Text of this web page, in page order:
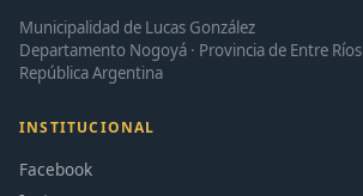
Municipalidad de Lucas González
Departamento Nogoyá · Provincia de Entre Ríos
República Argentina
INSTITUCIONAL
Facebook